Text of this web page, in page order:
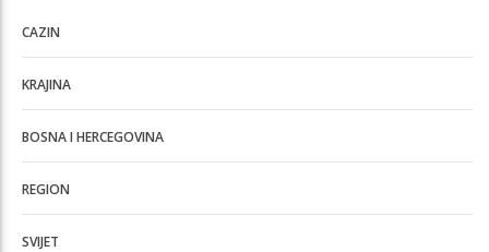
CAZIN
KRAJINA
BOSNA I HERCEGOVINA
REGION
SVIJET